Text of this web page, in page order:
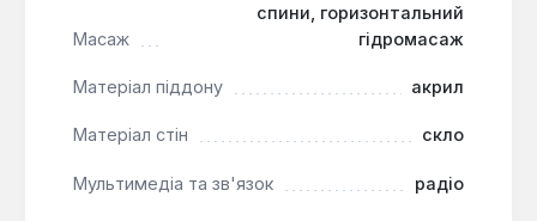
готелів, пропонуючи широкий спектр функцій для
релаксації та гігієни, від тропічного душу до
комфорту та задоволення від водних процедур.
Масаж
спини, горизонтальний
гідромасаж
Матеріал піддону акрил
Матеріал стін скло
Мультимедіа та зв'язок радіо